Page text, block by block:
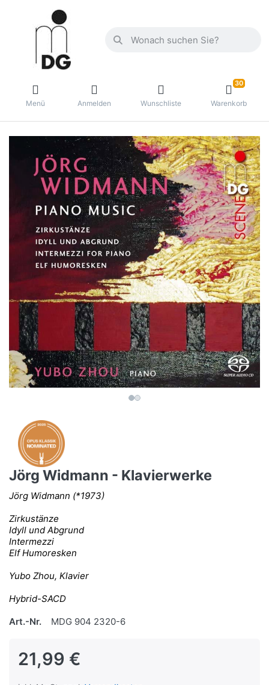
Menü Anmelden Wunschliste
30
Warenkorb
Jörg Widmann - Klavierwerke
Jörg Widmann (*1973)
Zirkustänze
Idyll und Abgrund
Intermezzi
Elf Humoresken
Yubo Zhou, Klavier
Hybrid-SACD
Art.-Nr.
MDG 904 2320-6
21,99 €